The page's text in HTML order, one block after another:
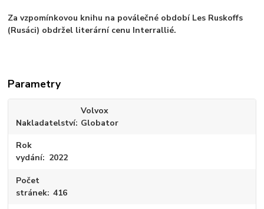
Za vzpomínkovou knihu na poválečné období Les Ruskoffs
(Rusáci) obdržel literární cenu Interrallié.
Parametry
Nakladatelství
Volvox
Globator
Rok
vydání
2022
Počet
stránek 416